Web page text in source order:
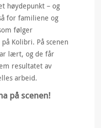
høydepunkt – og
for familiene og
følger
Kolibri. På scenen
lært, og de får
resultatet av
arbeid.
på scenen!